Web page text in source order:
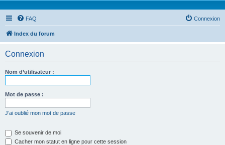
FAQ Connexion
Index du forum
Connexion
Nom d’utilisateur :
Mot de passe :
J’ai oublié mon mot de passe
Se souvenir de moi
Cacher mon statut en ligne pour cette session